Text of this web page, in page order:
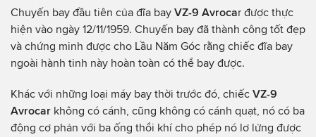
Chuyến bay đầu tiên của đĩa bay VZ-9 Avrocar được thực
hiện vào ngày 12/11/1959. Chuyến bay đã thành công tốt đẹp
và chứng minh được cho Lầu Năm Góc rằng chiếc đĩa bay
ngoài hành tinh này hoàn toàn có thể bay được.
Khác với những loại máy bay thời trước đó, chiếc VZ-9
Avrocar không có cánh, cũng không có cánh quạt, nó có ba
động cơ phản với ba ống thổi khí cho phép nó lơ lửng được